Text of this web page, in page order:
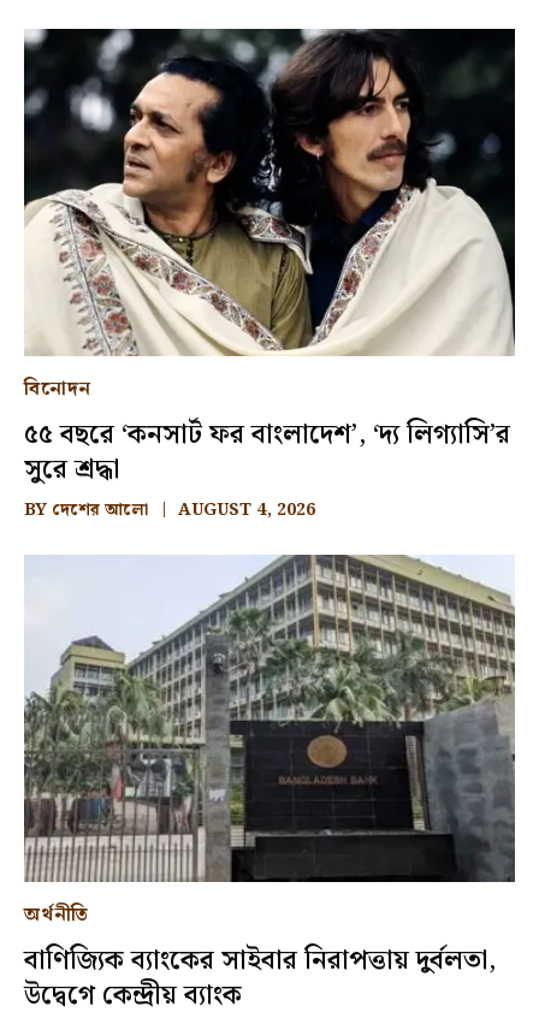
বিনোদন
৫৫ বছরে ‘কনসার্ট ফর বাংলাদেশ’, ‘দ্য লিগ্যাসি’র
সুরে শ্রদ্ধা
BY দেশের আলো AUGUST 4, 2026
অর্থনীতি
বাণিজ্যিক ব্যাংকের সাইবার নিরাপত্তায় দুর্বলতা,
উদ্বেগে কেন্দ্রীয় ব্যাংক